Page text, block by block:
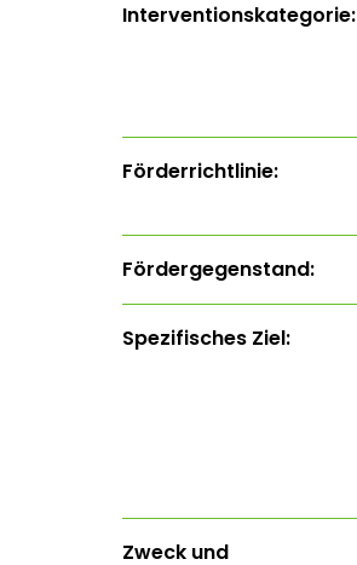
Interventions­kategorie:
Förderrichtlinie:
Fördergegenstand:
Spezifisches Ziel:
Zweck und